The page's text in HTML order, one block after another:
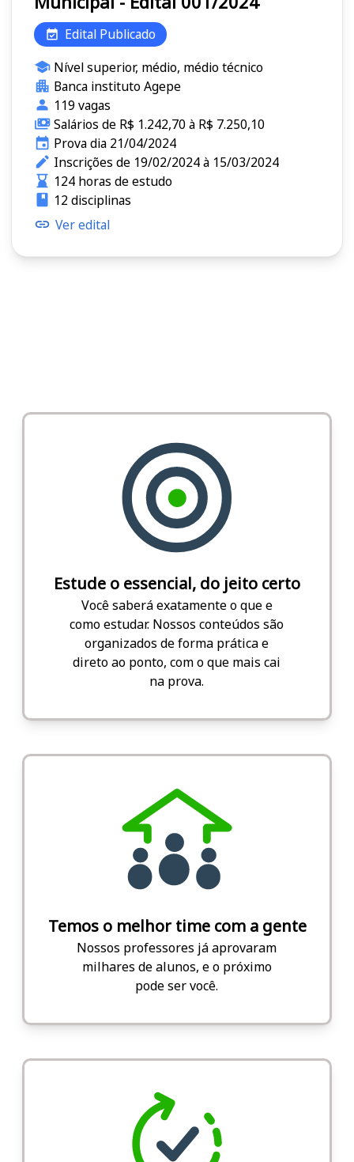
Edital Publicado
Nível superior, médio, médio técnico
Banca instituto Agepe
119 vagas
Salários de R$ 1.242,70 à R$ 7.250,10
Prova dia 21/04/2024
Inscrições de 19/02/2024 à 15/03/2024
124 horas de estudo
12 disciplinas
Ver edital
Estude o essencial, do jeito certo
Você saberá exatamente o que e
como estudar. Nossos conteúdos são
organizados de forma prática e
direto ao ponto, com o que mais cai
na prova.
Temos o melhor time com a gente
Nossos professores já aprovaram
milhares de alunos, e o próximo
pode ser você.